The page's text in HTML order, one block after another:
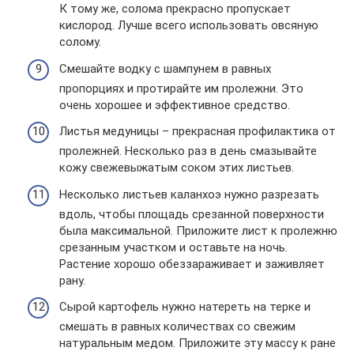
К тому же, солома прекрасно пропускает
кислород. Лучше всего использовать овсяную
солому.
Смешайте водку с шампунем в равных
пропорциях и протирайте им пролежни. Это
очень хорошее и эффективное средство.
Листья медуницы – прекрасная профилактика от
пролежней. Несколько раз в день смазывайте
кожу свежевыжатым соком этих листьев.
Несколько листьев каланхоэ нужно разрезать
вдоль, чтобы площадь срезанной поверхности
была максимальной. Приложите лист к пролежню
срезанным участком и оставьте на ночь.
Растение хорошо обеззараживает и заживляет
рану.
Сырой картофель нужно натереть на терке и
смешать в равных количествах со свежим
натуральным медом. Приложите эту массу к ране